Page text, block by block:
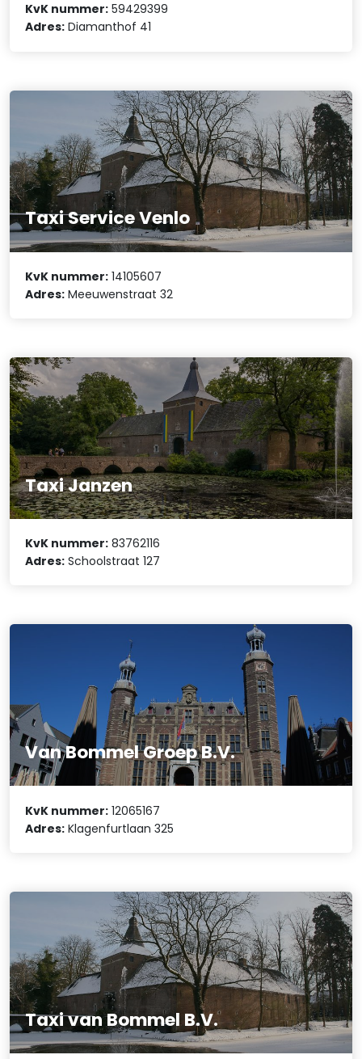
KvK nummer: 59429399
Adres: Diamanthof 41
Taxi Service Venlo
KvK nummer: 14105607
Adres: Meeuwenstraat 32
Taxi Janzen
KvK nummer: 83762116
Adres: Schoolstraat 127
Van Bommel Groep B.V.
KvK nummer: 12065167
Adres: Klagenfurtlaan 325
Taxi van Bommel B.V.